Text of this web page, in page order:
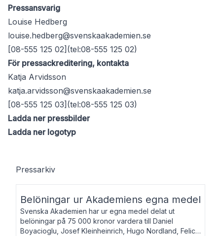
Pressansvarig
Louise Hedberg
louise.hedberg@svenskaakademien.se
[08-555 125 02](tel:08-555 125 02)
För pressackreditering, kontakta
Katja Arvidsson
katja.arvidsson@svenskaakademien.se
[08-555 125 03](tel:08-555 125 03)
Ladda ner pressbilder
Ladda ner logotyp
Pressarkiv
Belöningar ur Akademiens egna medel
Svenska Akademien har ur egna medel delat ut
belöningar på 75 000 kronor vardera till Daniel
Boyacioglu, Josef Kleinheinrich, Hugo Nordland, Felicia